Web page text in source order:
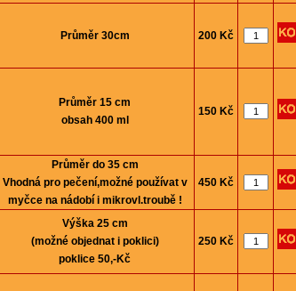
Průměr 30cm 200 Kč
Průměr 15 cm
obsah 400 ml
150 Kč
Průměr do 35 cm
Vhodná pro pečení,možné používat v
myčce na nádobí i mikrovl.troubě !
450 Kč
Výška 25 cm
(možné objednat i poklici)
poklice 50,-Kč
250 Kč